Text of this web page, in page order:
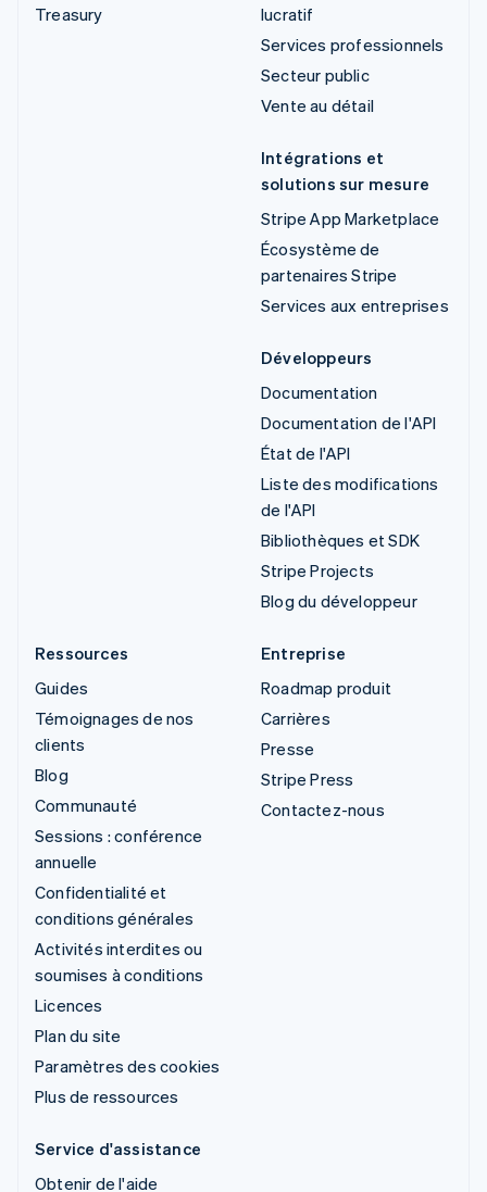
Treasury
lucratif
Services professionnels
Secteur public
Vente au détail
Intégrations et
solutions sur mesure
Stripe App Marketplace
Écosystème de
partenaires Stripe
Services aux entreprises
Développeurs
Documentation
Documentation de l'API
État de l'API
Liste des modifications
de l'API
Bibliothèques et SDK
Stripe Projects
Blog du développeur
Ressources
Guides
Témoignages de nos
clients
Blog
Communauté
Sessions : conférence
annuelle
Confidentialité et
conditions générales
Activités interdites ou
soumises à conditions
Licences
Plan du site
Paramètres des cookies
Plus de ressources
Entreprise
Roadmap produit
Carrières
Presse
Stripe Press
Contactez-nous
Service d'assistance
Obtenir de l'aide